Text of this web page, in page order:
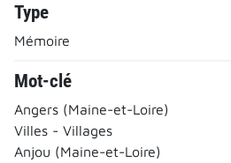
Type
Mémoire
Mot-clé
Angers (Maine-et-Loire)
Villes - Villages
Anjou (Maine-et-Loire)